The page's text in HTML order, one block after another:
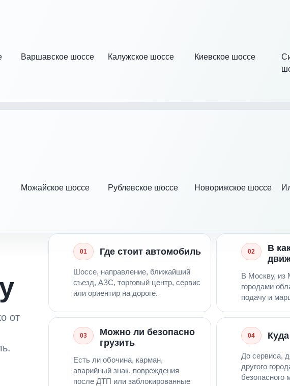
Варшавское шоссе Калужское шоссе Киевское шоссе
Можайское шоссе Рублевское шоссе Новорижское шоссе
от
01 Где стоит автомобиль
Шоссе, направление, ближайший
съезд, АЗС, торговый центр, сервис
или ориентир на дороге.
02
В
В Москву, из
городами
подачу и
03
Можно ли безопасно
грузить
Есть ли обочина, карман,
аварийный знак, повреждения
после ДТП или заблокированные
04
До сервиса,
другого
безопасного